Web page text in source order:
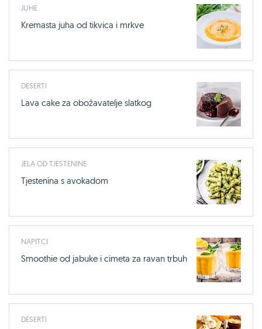
JUHE
Kremasta juha od tikvica i mrkve
DESERTI
Lava cake za obožavatelje slatkog
JELA OD TJESTENINE
Tjestenina s avokadom
NAPITCI
Smoothie od jabuke i cimeta za ravan trbuh
DESERTI